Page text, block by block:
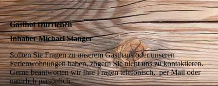
Gasthof Dürrlehen
Inhaber Michael Stanger
Sollten Sie Fragen zu unserem Gasthaus oder unseren
Ferienwohnungen haben, zögern Sie nicht uns zu kontaktieren.
Gerne beantworten wir Ihre Fragen telefonisch, per Mail oder
natürlich persönlich.